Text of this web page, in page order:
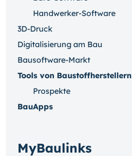
Handwerker-Software
3D-Druck
Digitalisierung am Bau
Bausoftware-Markt
Tools von Baustoffherstellern
Prospekte
BauApps
MyBaulinks